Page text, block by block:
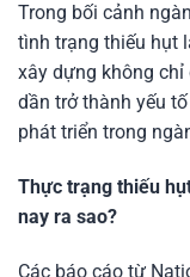
Trong bối cảnh
tình trạng thiếu hụt
xây dựng không
dần trở thành yếu
phát triển trong
Thực trạng thiếu
nay ra sao?
Các báo cáo từ